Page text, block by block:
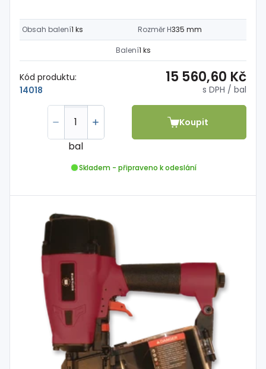
Obsah balení1 ks Rozměr H335 mm
Balení1 ks
Kód produktu:
14018
15 560,60 Kč
s DPH / bal
bal
Koupit
Skladem - připraveno k odeslání